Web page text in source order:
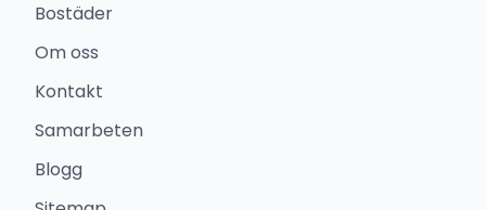
Bostäder
Om oss
Kontakt
Samarbeten
Blogg